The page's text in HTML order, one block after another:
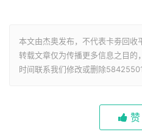
本文由杰奥发布，不代表卡劵回收
转载文章仅为传播更多信息之目的
时间联系我们修改或删除
赞